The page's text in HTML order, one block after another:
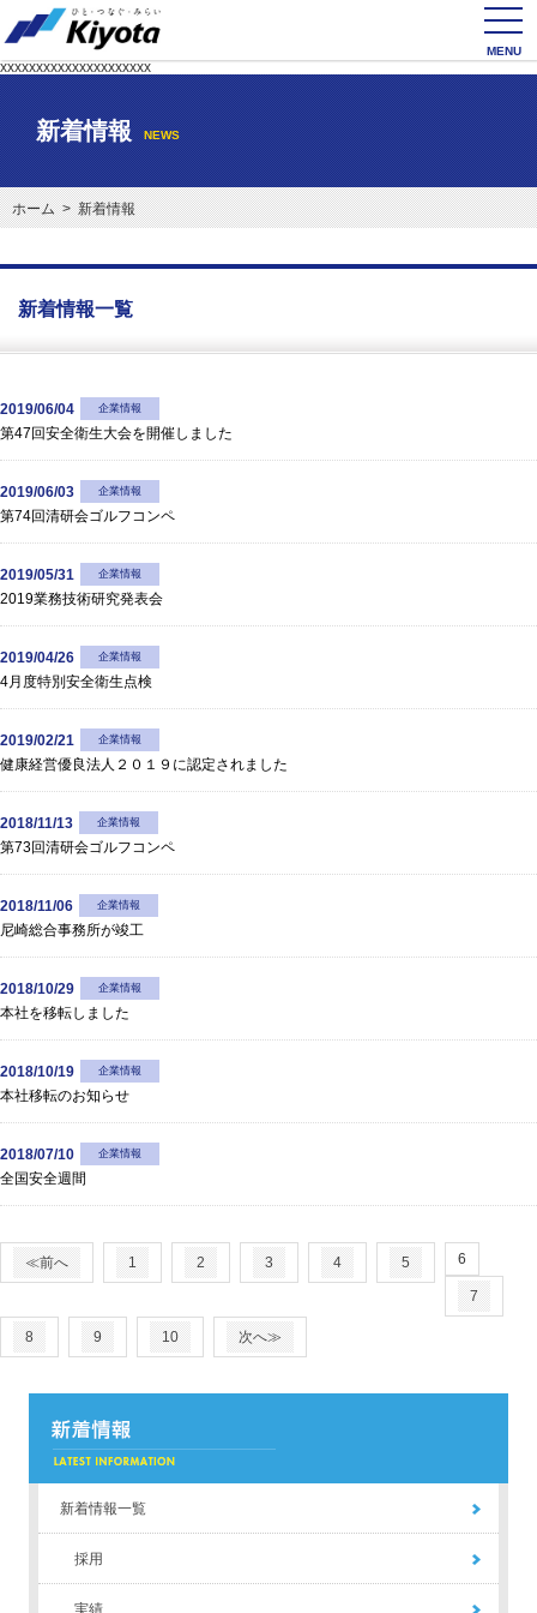
xxxxxxxxxxxxxxxxxxxxx
新着情報 NEWS
ホーム> 新着情報
新着情報一覧
2019/06/04 企業情報
第47回安全衛生大会を開催しました
2019/06/03 企業情報
第74回清研会ゴルフコンペ
2019/05/31 企業情報
2019業務技術研究発表会
2019/04/26 企業情報
4月度特別安全衛生点検
2019/02/21 企業情報
健康経営優良法人２０１９に認定されました
2018/11/13 企業情報
第73回清研会ゴルフコンペ
2018/11/06 企業情報
尼崎総合事務所が竣工
2018/10/29 企業情報
本社を移転しました
2018/10/19 企業情報
本社移転のお知らせ
2018/07/10 企業情報
全国安全週間
≪前へ 1 2 3 4 5 6
7
8 9 10 次へ≫
新着情報一覧
採用
実績